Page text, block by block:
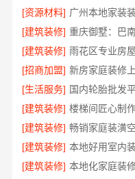
[资源材料]
[建筑装修] 重庆御墅：巴
[建筑装修]
[招商加盟]
[生活服务] 国内轮胎批发
[建筑装修] 楼梯间匠心制
[建筑装修]
[建筑装修]
[建筑装修] 本地化家庭装